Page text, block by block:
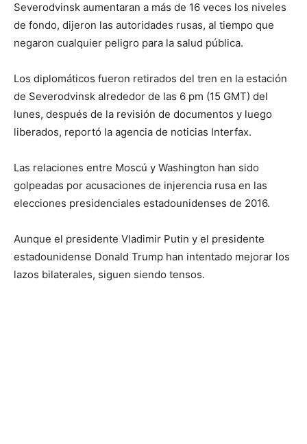
Severodvinsk aumentaran a más de 16 veces los niveles
de fondo, dijeron las autoridades rusas, al tiempo que
negaron cualquier peligro para la salud pública.
Los diplomáticos fueron retirados del tren en la estación
de Severodvinsk alrededor de las 6 pm (15 GMT) del
lunes, después de la revisión de documentos y luego
liberados, reportó la agencia de noticias Interfax.
Las relaciones entre Moscú y Washington han sido
golpeadas por acusaciones de injerencia rusa en las
elecciones presidenciales estadounidenses de 2016.
Aunque el presidente Vladimir Putin y el presidente
estadounidense Donald Trump han intentado mejorar los
lazos bilaterales, siguen siendo tensos.